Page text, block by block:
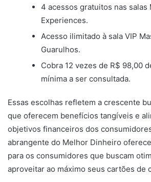
4 acessos gratuitos nas
Experiences.
Acesso ilimitado à sala VIP
Guarulhos.
Cobra 12 vezes de R$ 98,00
mínima a ser consultada.
Essas escolhas refletem a crescente
que oferecem benefícios tangíveis e
objetivos financeiros dos
abrangente do Melhor Dinheiro
para os consumidores que buscam
aproveitar ao máximo seus cartões de